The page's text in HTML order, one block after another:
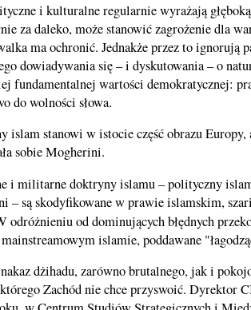
i kulturalne regularnie wyrażają
za daleko, może stanowić zagrożenie dla
ma ochronić. Jednakże przez to ignorują
dowiadywania się – i dyskutowania – o
fundamentalnej wartości demokratycznej:
do wolności słowa.
islam stanowi w istocie część obrazu
sobie Mogherini.
i militarne doktryny islamu – polityczny
– są skodyfikowane w prawie islamskim,
odróżnieniu od dominujących błędnych
islamie, poddawane
dżihadu, zarówno brutalnego, jak i
Zachód nie chce przyswoić. Dyrektor